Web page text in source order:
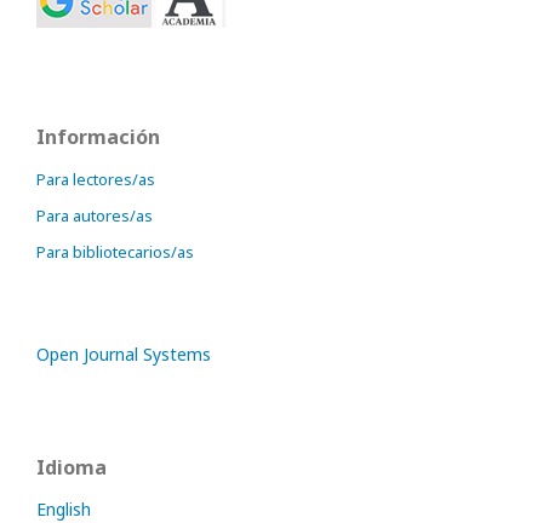
Información
Para lectores/as
Para autores/as
Para bibliotecarios/as
Open Journal Systems
Idioma
English